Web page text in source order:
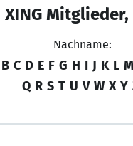
XING
Nachname:
B C D E F G H I J K L M
Q R S T U V W X Y